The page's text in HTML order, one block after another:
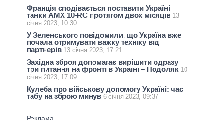
Франція сподівається поставити Україні
танки AMX 10-RC протягом двох місяців 13
січня 2023, 10:30
У Зеленського повідомили, що Україна вже
почала отримувати важку техніку від
партнерів 13 січня 2023, 17:21
Західна зброя допомагає вирішити одразу
три питання на фронті в Україні – Подоляк 10
січня 2023, 17:09
Кулеба про військову допомогу Україні: час
табу на зброю минув 6 січня 2023, 09:37